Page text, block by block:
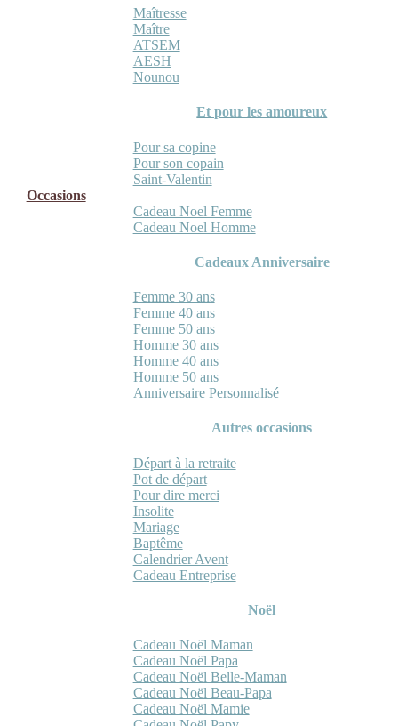
Maîtresse
Maître
ATSEM
AESH
Nounou
Et pour les amoureux
Pour sa copine
Pour son copain
Saint-Valentin
Occasions
Cadeau Noel Femme
Cadeau Noel Homme
Cadeaux Anniversaire
Femme 30 ans
Femme 40 ans
Femme 50 ans
Homme 30 ans
Homme 40 ans
Homme 50 ans
Anniversaire Personnalisé
Autres occasions
Départ à la retraite
Pot de départ
Pour dire merci
Insolite
Mariage
Baptême
Calendrier Avent
Cadeau Entreprise
Noël
Cadeau Noël Maman
Cadeau Noël Papa
Cadeau Noël Belle-Maman
Cadeau Noël Beau-Papa
Cadeau Noël Mamie